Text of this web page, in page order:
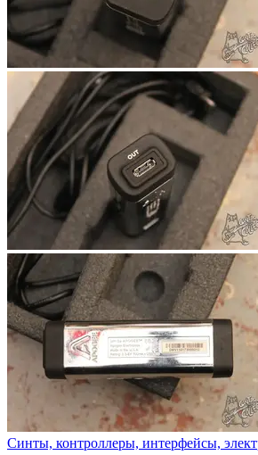
Синты, контроллеры, интерфейсы,